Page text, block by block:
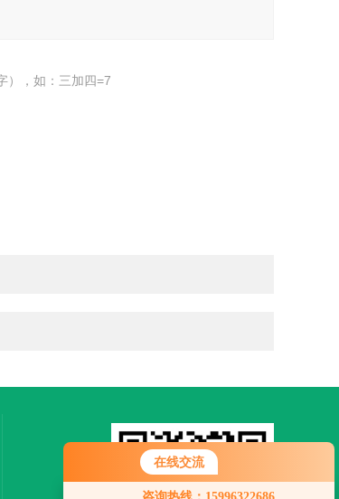
在线交流
您好！欢迎前来咨询，很高兴为您
），如：三加四=7